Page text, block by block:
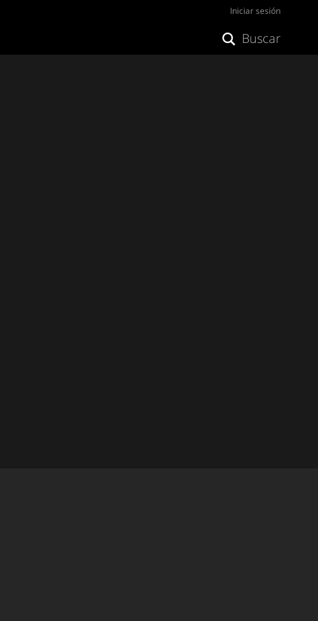
Iniciar sesión
Buscar